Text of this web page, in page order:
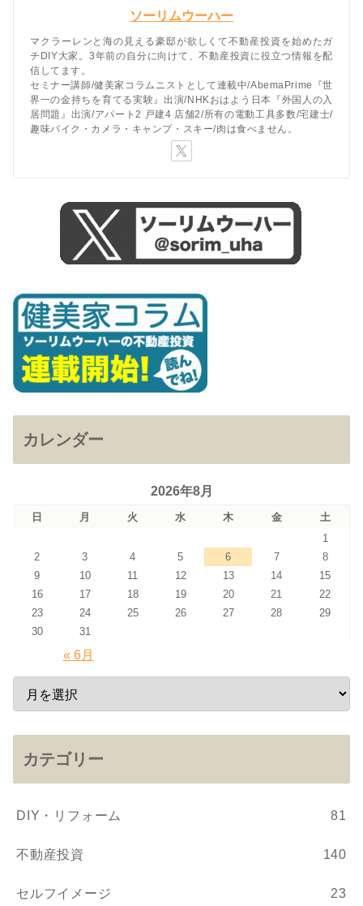
ソーリムウーハー
マクラーレンと海の見える豪邸が欲しくて不動産投資を始めたガ
チDIY大家。3年前の自分に向けて、不動産投資に役立つ情報を配
信してます。
セミナー講師/健美家コラムニストとして連載中/AbemaPrime『世
界一の金持ちを育てる実験』出演/NHKおはよう日本『外国人の入
居問題』出演/アパート2 戸建4 店舗2/所有の電動工具多数/宅建士/
趣味バイク・カメラ・キャンプ・スキー/肉は食べません。
カレンダー
2026年8月
日 月 火 水 木 金
土
1
2
3 4 5 6 7
8
9
10 11 12 13 14
15
16
17 18 19 20 21
22
23
24 25 26 27 28
29
30
31
« 6月
カテゴリー
DIY・リフォーム 81
不動産投資 140
セルフイメージ 23